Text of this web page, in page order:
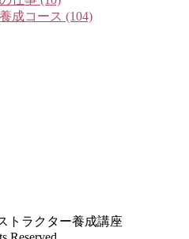
成コース (104)
トラクター養成講座